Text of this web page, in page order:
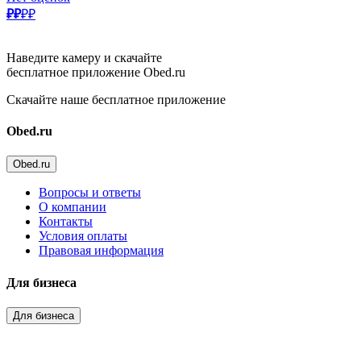
₽₽₽₽
Наведите камеру и скачайте
бесплатное приложение Obed.ru
Скачайте наше бесплатное приложение
Obed.ru
Obed.ru
Вопросы и ответы
О компании
Контакты
Условия оплаты
Правовая информация
Для бизнеса
Для бизнеса